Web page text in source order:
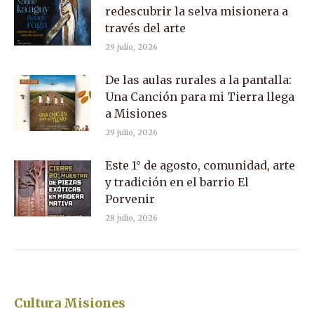
redescubrir la selva misionera a
través del arte
29 julio, 2026
De las aulas rurales a la pantalla:
Una Canción para mi Tierra llega
a Misiones
29 julio, 2026
Este 1° de agosto, comunidad, arte
y tradición en el barrio El
Porvenir
28 julio, 2026
Cultura Misiones